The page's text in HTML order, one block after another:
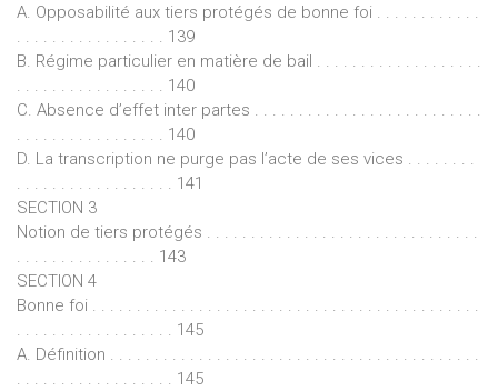
A. Opposabilité aux tiers protégés de bonne foi . . . . . . . . . . . .
. . . . . . . . . . . . . . . . . 139
B. Régime particulier en matière de bail . . . . . . . . . . . . . . . . . . .
. . . . . . . . . . . . . . . . . 140
C. Absence d’effet inter partes . . . . . . . . . . . . . . . . . . . . . . . . . .
. . . . . . . . . . . . . . . . . 140
D. La transcription ne purge pas l’acte de ses vices . . . . . . . .
. . . . . . . . . . . . . . . . . . 141
SECTION 3
Notion de tiers protégés . . . . . . . . . . . . . . . . . . . . . . . . . . . . . . .
. . . . . . . . . . . . . . . . 143
SECTION 4
Bonne foi . . . . . . . . . . . . . . . . . . . . . . . . . . . . . . . . . . . . . . . . . . . .
. . . . . . . . . . . . . . . . . . 145
A. Définition . . . . . . . . . . . . . . . . . . . . . . . . . . . . . . . . . . . . . . . . . .
. . . . . . . . . . . . . . . . . . 145